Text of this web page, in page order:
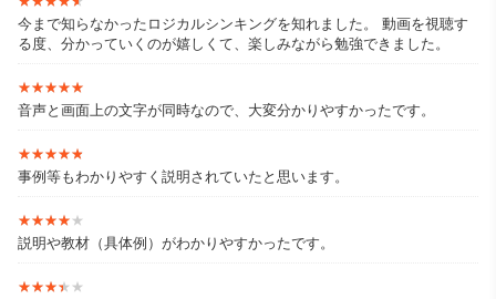
【HP】
https://sophiacommunications.net/
今まで知らなかったロジカルシンキングを知れました。 動画を視聴す
る度、分かっていくのが嬉しくて、楽しみながら勉強できました。
★★★★★
★★★★★
音声と画面上の文字が同時なので、大変分かりやすかったです。
★★★★★
★★★★★
事例等もわかりやすく説明されていたと思います。
★★★★★
★★★★★
説明や教材（具体例）がわかりやすかったです。
★★★★★
★★★★★